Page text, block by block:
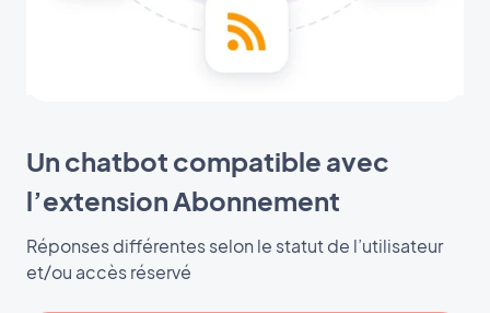
Un chatbot compatible avec
l’extension Abonnement
Réponses différentes selon le statut de l’utilisateur
et/ou accès réservé